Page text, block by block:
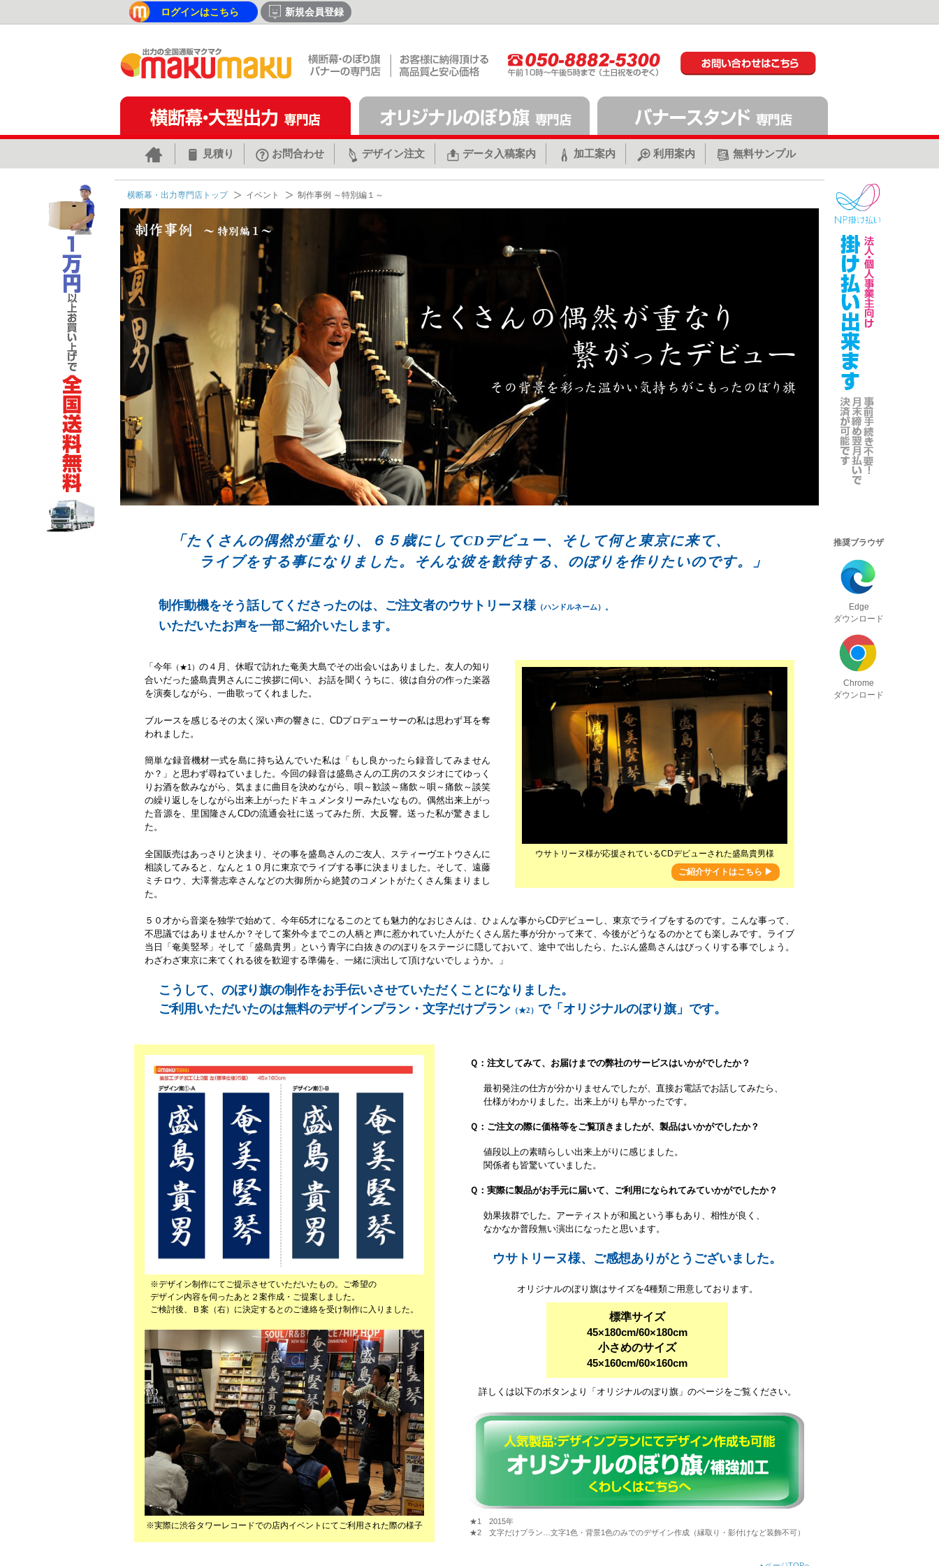
ログインはこちら 新規会員登録
見積り お問合わせ デザイン注文 データ入稿案内 加工案内 利用案内 無料サンプル
推奨ブラウザ
Edge
ダウンロード
Chrome
ダウンロード
横断幕・出力専門店トップ イベント 制作事例 ～特別編１～
「たくさんの偶然が重なり、６５歳にしてCDデビュー、そして何と東京に来て、
ライブをする事になりました。そんな彼を歓待する、のぼりを作りたいのです。」
制作動機をそう話してくださったのは、ご注文者のウサトリーヌ様 （ハンドルネーム）。
いただいたお声を一部ご紹介いたします。
ウサトリーヌ様が応援されているCDデビューされた盛島貴男様
ご紹介サイトはこちら ▶
「今年 （★1）の４月、休暇で訪れた奄美大島でその出会いはありました。友人の知り
合いだった盛島貴男さんにご挨拶に伺い、お話を聞くうちに、彼は自分の作った楽器
を演奏しながら、一曲歌ってくれました。
ブルースを感じるその太く深い声の響きに、CDプロデューサーの私は思わず耳を奪
われました。
簡単な録音機材一式を島に持ち込んでいた私は「もし良かったら録音してみません
か？」と思わず尋ねていました。今回の録音は盛島さんの工房のスタジオにてゆっく
りお酒を飲みながら、気ままに曲目を決めながら、唄～歓談～痛飲～唄～痛飲～談笑
の繰り返しをしながら出来上がったドキュメンタリーみたいなもの。偶然出来上がっ
た音源を、里国隆さんCDの流通会社に送ってみた所、大反響。送った私が驚きまし
た。
全国販売はあっさりと決まり、その事を盛島さんのご友人、スティーヴエトウさんに
相談してみると、なんと１０月に東京でライブする事に決まりました。そして、遠藤
ミチロウ、大澤誉志幸さんなどの大御所から絶賛のコメントがたくさん集まりまし
た。
５０才から音楽を独学で始めて、今年65才になるこのとても魅力的なおじさんは、ひょんな事からCDデビューし、東京でライブをするのです。こんな事って、
不思議ではありませんか？そして案外今までこの人柄と声に惹かれていた人がたくさん居た事が分かって来て、今後がどうなるのかとても楽しみです。ライブ
当日「奄美竪琴」そして「盛島貴男」という青字に白抜きののぼりをステージに隠しておいて、途中で出したら、たぶん盛島さんはびっくりする事でしょう。
わざわざ東京に来てくれる彼を歓迎する準備を、一緒に演出して頂けないでしょうか。」
こうして、のぼり旗の制作をお手伝いさせていただくことになりました。
ご利用いただいたのは無料のデザインプラン・文字だけプラン （★2） で「オリジナルのぼり旗」です。
※デザイン制作にてご提示させていただいたもの。ご希望の
デザイン内容を伺ったあと２案作成・ご提案しました。
ご検討後、Ｂ案（右）に決定するとのご連絡を受け制作に入りました。
※実際に渋谷タワーレコードでの店内イベントにてご利用された際の様子
Ｑ：注文してみて、お届けまでの弊社のサービスはいかがでしたか？
最初発注の仕方が分かりませんでしたが、直接お電話でお話してみたら、
仕様がわかりました。出来上がりも早かったです。
Ｑ：ご注文の際に価格等をご覧頂きましたが、製品はいかがでしたか？
値段以上の素晴らしい出来上がりに感じました。
関係者も皆驚いていました。
Ｑ：実際に製品がお手元に届いて、ご利用になられてみていかがでしたか？
効果抜群でした。アーティストが和風という事もあり、相性が良く、
なかなか普段無い演出になったと思います。
ウサトリーヌ様、ご感想ありがとうございました。
オリジナルのぼり旗はサイズを4種類ご用意しております。
標準サイズ
45×180cm/60×180cm
小さめのサイズ
45×160cm/60×160cm
詳しくは以下のボタンより「オリジナルのぼり旗」のページをご覧ください。
★1 2015年
★2 文字だけプラン…文字1色・背景1色のみでのデザイン作成（縁取り・影付けなど装飾不可）